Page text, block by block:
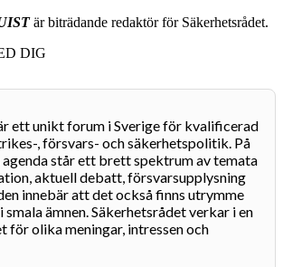
är biträdande redaktör för Säkerhetsrådet.
DIG
ett unikt forum i Sverige för kvalificerad
, försvars- och säkerhetspolitik. På
står ett brett spektrum av temata
aktuell debatt, försvarsupplysning
innebär att det också finns utrymme
ämnen. Säkerhetsrådet verkar i en
för olika meningar, intressen och